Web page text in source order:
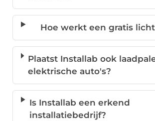
Hoe werkt een gratis
Plaatst Installab ook
elektrische auto's?
Is Installab een erkend
installatiebedrijf?